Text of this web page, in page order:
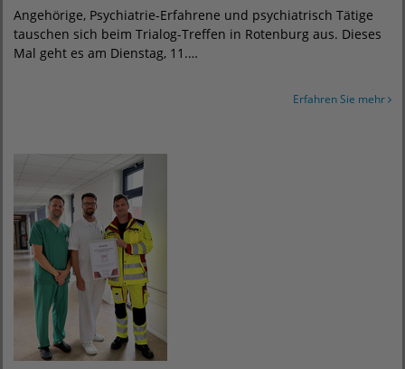
Angehörige, Psychiatrie-Erfahrene und psychiatrisch Tätige
tauschen sich beim Trialog-Treffen in Rotenburg aus. Dieses
Mal geht es am Dienstag, 11.…
Erfahren Sie mehr